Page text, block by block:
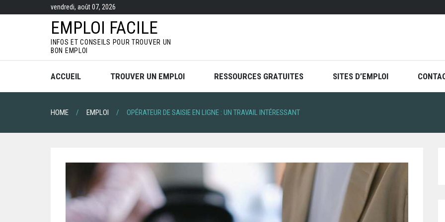
vendredi, août 07, 2026
EMPLOI FACILE
INFOS ET CONSEILS POUR TROUVER UN
BON EMPLOI
ACCUEIL TROUVER UN EMPLOI RESSOURCES GRATUITES SITES D’EMPLOI
HOME EMPLOI OPÉRATEUR DE SAISIE EN LIGNE : UN TRAVAIL INTÉRESSANT